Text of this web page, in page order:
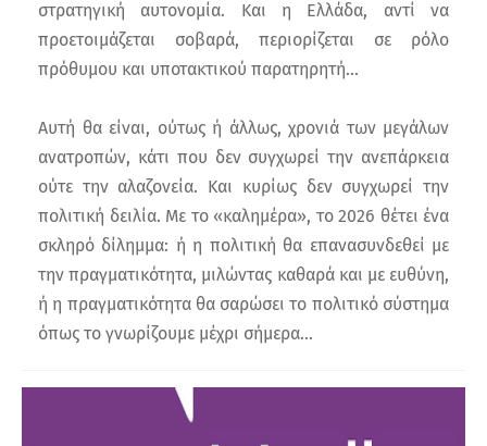
στρατηγική αυτονομία. Και η Ελλάδα, αντί να
προετοιμάζεται σοβαρά, περιορίζεται σε ρόλο
πρόθυμου και υποτακτικού παρατηρητή…
Αυτή θα είναι, ούτως ή άλλως, χρονιά των μεγάλων
ανατροπών, κάτι που δεν συγχωρεί την ανεπάρκεια
ούτε την αλαζονεία. Και κυρίως δεν συγχωρεί την
πολιτική δειλία. Με το «καλημέρα», το 2026 θέτει ένα
σκληρό δίλημμα: ή η πολιτική θα επανασυνδεθεί με
την πραγματικότητα, μιλώντας καθαρά και με ευθύνη,
ή η πραγματικότητα θα σαρώσει το πολιτικό σύστημα
όπως το γνωρίζουμε μέχρι σήμερα…